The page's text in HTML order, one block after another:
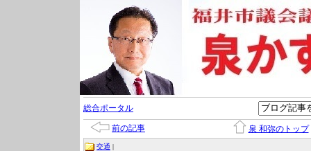
総合ポータル
前の記事 泉 和弥のトップ
交通 |